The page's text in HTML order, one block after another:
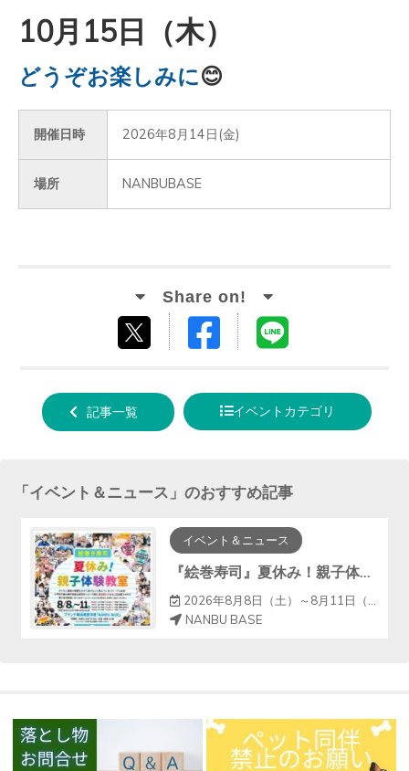
10月15日（木）
どうぞお楽しみに😊
開催日時 2026年8月14日(金)
場所 NANBUBASE
する
Facebook
る
記事一覧 イベントカテゴリ
「イベント＆ニュース 」のおすすめ記事
イベント＆ニュース
『絵巻寿司』夏休み！親子体験教室
2026年8月8日（土）～8月11日（火）
NANBU BASE